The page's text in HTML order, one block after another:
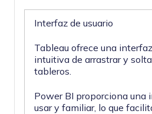
Interfaz de usuario
Tableau ofrece una
intuitiva de arrastrar y
tableros.
Power BI proporciona una
usar y familiar, lo que